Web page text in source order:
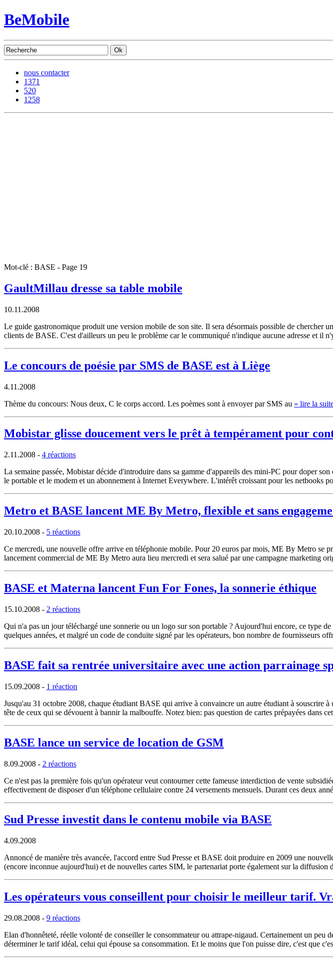
BeMobile
nous contacter
1371
520
1258
Mot-clé : BASE - Page 19
GaultMillau dresse sa table mobile
10.11.2008
Le guide gastronomique produit une version mobile de son site. Il sera désormais possible de chercher
clients de BASE. C'est d'ailleurs un peu le problème car le communiqué n'indique aucune adresse et il
Le concours de poésie par SMS de BASE est à Liège
4.11.2008
Thème du concours: Nous deux, C le corps accord. Les poèmes sont à envoyer par SMS au » lire la
Mobistar glisse doucement vers le prêt à tempérament pour
2.11.2008 - 4 réactions
La semaine passée, Mobistar décide d'introduire dans sa gamme d'appareils des mini-PC pour doper
le portable et le modem et un abonnement à Internet Everywhere. L'intérêt croissant pour les netbooks
Metro et BASE lancent ME By Metro, flexible et sans
20.10.2008 - 5 réactions
Ce mercredi, une nouvelle offre arrive en téléphonie mobile. Pour 20 euros par mois, ME By Metro
lancement commercial de ME By Metro aura lieu mercredi et sera salué par une campagne marketing
BASE et Materna lancent Fun For Fones, la sonnerie éthique
15.10.2008 - 2 réactions
Qui n'a pas un jour téléchargé une sonnerie ou un logo sur son portable ? Aujourd'hui encore, ce type
quelques années, et malgré un code de conduite signé par les opérateurs, bon nombre de fournisseurs
BASE fait sa rentrée universitaire avec une action parrainage
15.09.2008 - 1 réaction
Jusqu'au 31 octobre 2008, chaque étudiant BASE qui arrive à convaincre un autre étudiant à souscrire
tête de ceux qui se dévouent à bannir la malbouffe. Notez bien: pas question de cartes prépayées dans
BASE lance un service de location de GSM
8.09.2008 - 2 réactions
Ce n'est pas la première fois qu'un opérateur veut contourner cette fameuse interdiction de vente
effectivement de disposer d'un téléphone cellulaire contre 24 versements mensuels. Durant ces deux
Sud Presse investit dans le contenu mobile via BASE
4.09.2008
Annoncé de manière très avancée, l'accord entre Sud Presse et BASE doit produire en 2009 une
(encore inconnue aujourd'hui) et de nouvelles cartes SIM, le partenariat porte également sur la diffusion
Les opérateurs vous conseillent pour choisir le meilleur tarif.
29.08.2008 - 9 réactions
Elan d'honnêteté, réelle volonté de conseiller le consommateur ou attrape-nigaud. Certainement un
déterminer le tarif idéal, celui qui épouse sa consommation. Et le moins que l'on puisse dire, c'est que